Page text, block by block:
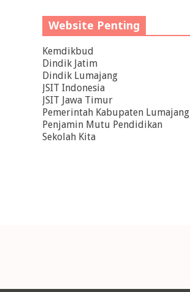
Website Penting
Kemdikbud
Dindik Jatim
Dindik Lumajang
JSIT Indonesia
JSIT Jawa Timur
Pemerintah Kabupaten Lumajang
Penjamin Mutu Pendidikan
Sekolah Kita